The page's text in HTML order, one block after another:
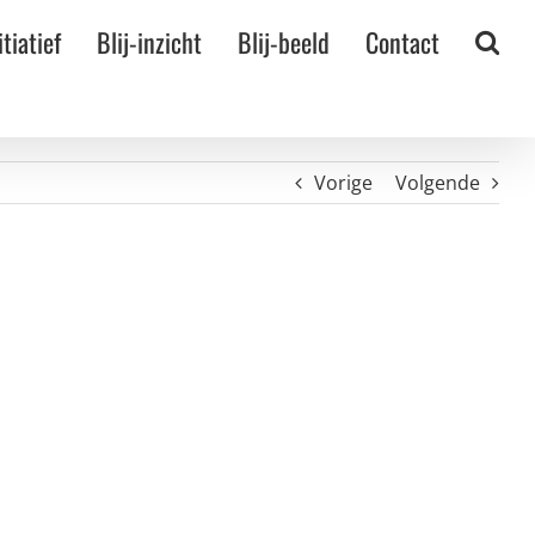
Blij-inzicht Blij-beeld Contact
Vorige Volgende